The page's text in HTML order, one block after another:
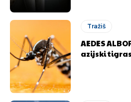
Tražiš
AEDES
azijski